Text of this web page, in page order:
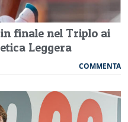
finale nel Triplo ai
Leggera
COMMENTA